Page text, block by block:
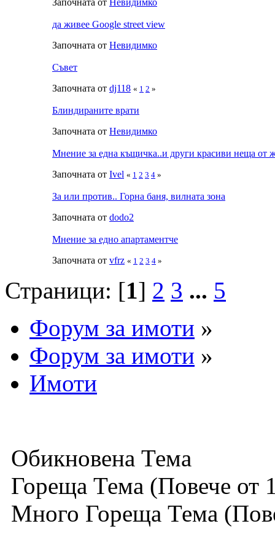
Започната от Невидимко
да живее Google street view
Започната от Невидимко
Съвет
Започната от dj118 « 1 2 »
Блиндираните врати
Започната от Невидимко
Мнение за една къщичка..и други красиви неща от
Започната от Ivel « 1 2 3 4 »
За или против.. Горна баня, вилната зона
Започната от dodo2
Мнение за едно апартаментче
Започната от vfrz « 1 2 3 4 »
Страници: [1] 2 3 ... 5
Форум за имоти »
Форум за имоти »
Имоти
Обикновена Тема
Гореща Тема (Повече от
Много Гореща Тема